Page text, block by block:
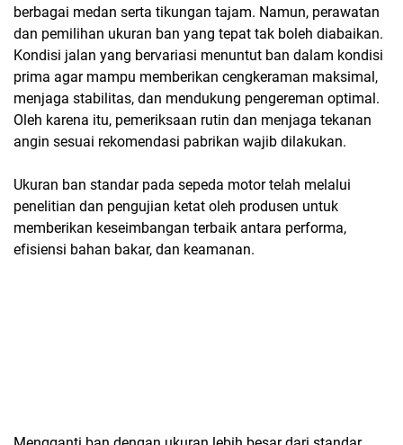
berbagai medan serta tikungan tajam. Namun, perawatan
dan pemilihan ukuran ban yang tepat tak boleh diabaikan.
Kondisi jalan yang bervariasi menuntut ban dalam kondisi
prima agar mampu memberikan cengkeraman maksimal,
menjaga stabilitas, dan mendukung pengereman optimal.
Oleh karena itu, pemeriksaan rutin dan menjaga tekanan
angin sesuai rekomendasi pabrikan wajib dilakukan.
Ukuran ban standar pada sepeda motor telah melalui
penelitian dan pengujian ketat oleh produsen untuk
memberikan keseimbangan terbaik antara performa,
efisiensi bahan bakar, dan keamanan.